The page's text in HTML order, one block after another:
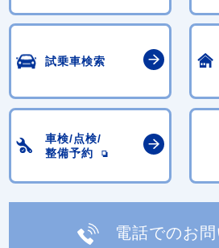
試乗車検索
車検/点検/
整備予約
電話でのお